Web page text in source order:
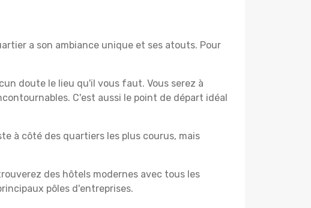
a son ambiance unique et ses atouts. Pour
doute le lieu qu'il vous faut. Vous serez à
C'est aussi le point de départ idéal
à côté des quartiers les plus courus, mais
des hôtels modernes avec tous les
pôles d'entreprises.